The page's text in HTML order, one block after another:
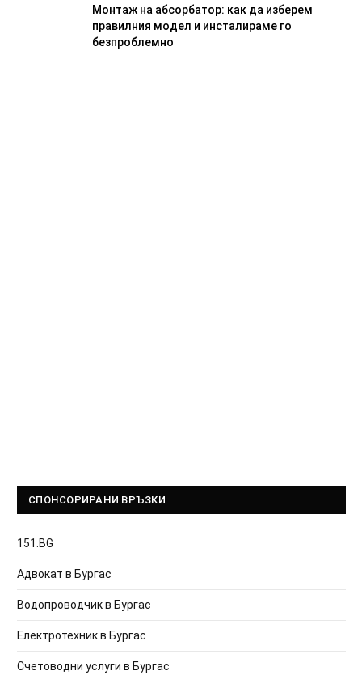
Монтаж на абсорбатор: как да изберем
правилния модел и инсталираме го
безпроблемно
СПОНСОРИРАНИ ВРЪЗКИ
151.BG
Адвокат в Бургас
Водопроводчик в Бургас
Електротехник в Бургас
Счетоводни услуги в Бургас